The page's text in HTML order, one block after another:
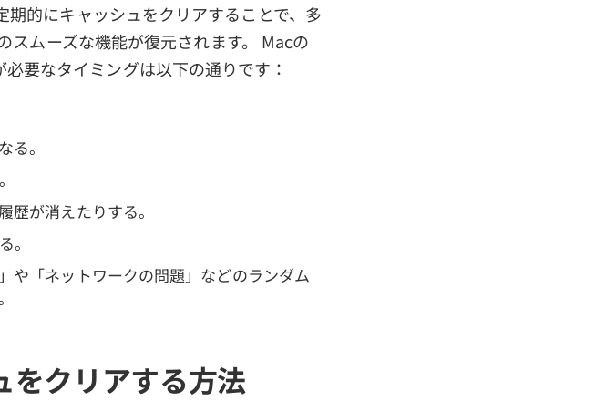
的にキャッシュをクリアすることで、多
スムーズな機能が復元されます。 Macの
要なタイミングは以下の通りです：
る。
歴が消えたりする。
。
や「ネットワークの問題」などのランダム
をクリアする方法